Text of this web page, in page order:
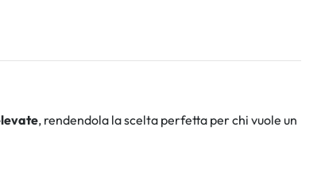
, rendendola la scelta perfetta per chi vuole un